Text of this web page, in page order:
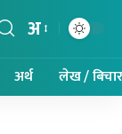
अ
अर्थ लेख / बिचार